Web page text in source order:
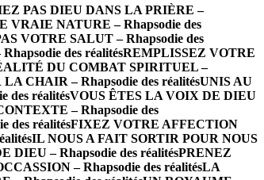
PAS DIEU DANS LA PRIÈRE –
VRAIE NATURE – Rhapsodie des
VOTRE SALUT – Rhapsodie des
des réalitésREMPLISSEZ VOTRE
DU COMBAT SPIRITUEL –
CHAIR – Rhapsodie des réalitésUNIS AU
des réalitésVOUS ÊTES LA VOIX DE DIEU
– Rhapsodie des
des réalitésFIXEZ VOTRE AFFECTION
IL NOUS A FAIT SORTIR POUR NOUS
– Rhapsodie des réalitésPRENEZ
– Rhapsodie des réalitésLA